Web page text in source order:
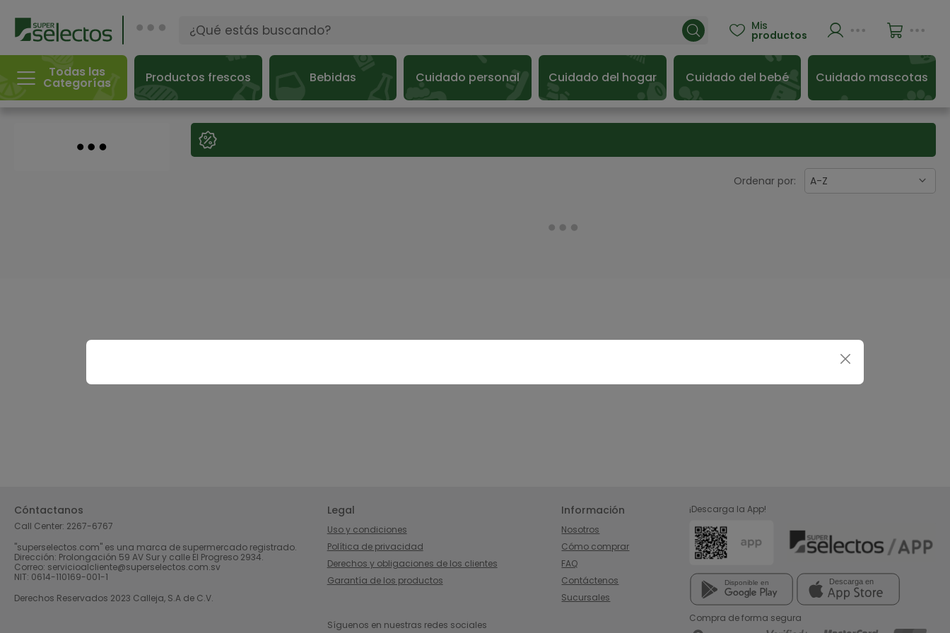
 Mis
productos
Todas las
Categorías Productos frescos Bebidas Cuidado personal Cuidado del hogar Cuidado del bebé Cuidado mascotas
Ordenar por: A-Z
Cóntactanos
Call Center: 2267-6767
"superselectos.com" es una marca de supermercado registrado.
Dirección: Prolongación 59 AV Sur y calle El Progreso 2934.
Correo: servicioalcliente@superselectos.com.sv
NIT: 0614-110169-001-1
Derechos Reservados 2023 Calleja, S.A de C.V.
Legal
Uso y condiciones
Política de privacidad
Derechos y obligaciones de los clientes
Garantía de los productos
Información
Nosotros
Cómo comprar
FAQ
Contáctenos
Sucursales
Síguenos en nuestras redes sociales
¡Descarga la App!
Compra de forma segura